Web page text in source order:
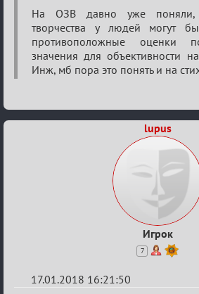
На ОЗВ давно уже поняли,
творчества у людей могут
противоположные оценки
значения для объективности
Инж, мб пора это понять и на
lupus
Игрок
7
17.01.2018 16:21:50